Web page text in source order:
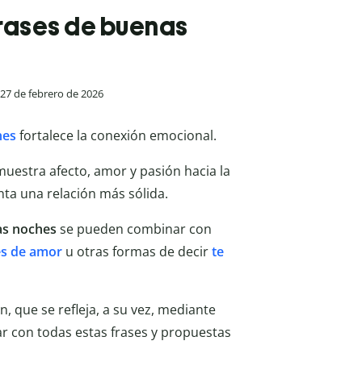
de buenas
de febrero de 2026
fortalece la conexión emocional.
afecto, amor y pasión hacia la
una relación más sólida.
noches se pueden combinar con
de amor u otras formas de decirte
que se refleja, a su vez, mediante
con todas estas frases y propuestas